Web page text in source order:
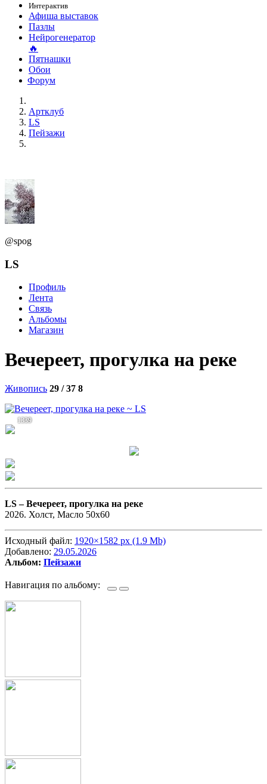
Интерактив
Афиша выставок
Пазлы
Нейрогенератор
🔥
Пятнашки
Обои
Форум
Артклуб
LS
Пейзажи
@spog
LS
Профиль
Лента
Связь
Альбомы
Магазин
Вечереет, прогулка на реке
Живопись 29 / 37 8
1339
LS –Вечереет, прогулка на реке
2026. Холст, Масло 50х60
Исходный файл: 1920×1582 px (1.9 Mb)
Добавлено: 29.05.2026
Альбом: Пейзажи
Навигация по альбому: